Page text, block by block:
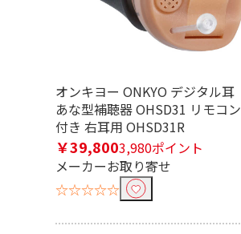
オンキヨー ONKYO デジタル耳
あな型補聴器 OHSD31 リモコン
付き 右耳用 OHSD31R
￥39,8003,980ポイント
メーカーお取り寄せ
☆☆☆☆☆